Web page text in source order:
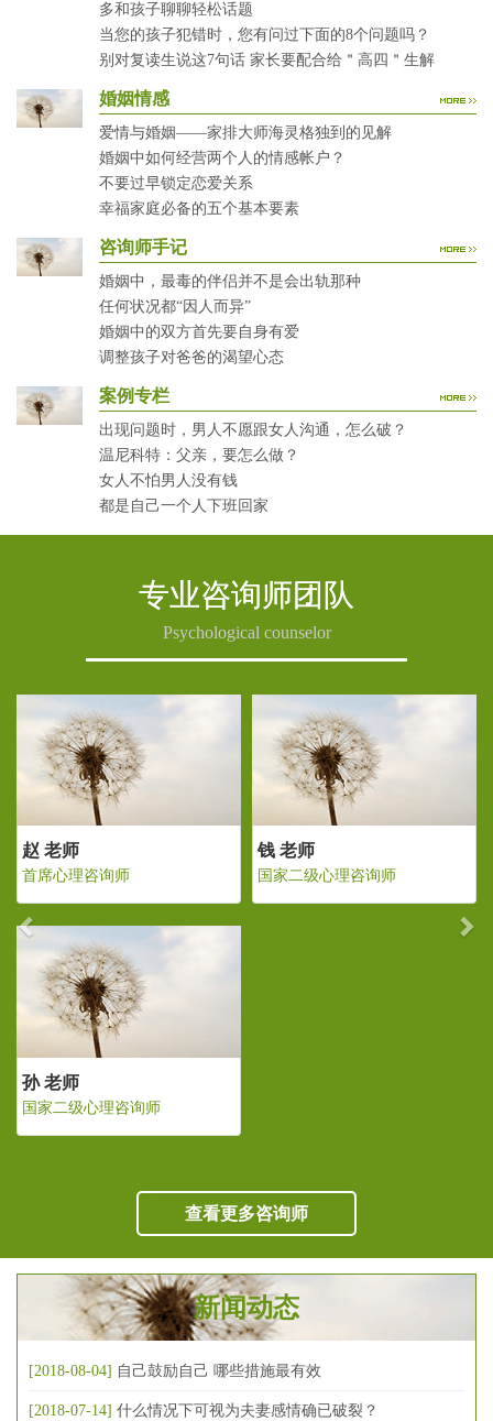
多和孩子聊聊轻松话题
当您的孩子犯错时，您有问过下面的8个问题吗？
别对复读生说这7句话 家长要配合给＂高四＂生解
婚姻情感
爱情与婚姻——家排大师海灵格独到的见解
婚姻中如何经营两个人的情感帐户？
不要过早锁定恋爱关系
幸福家庭必备的五个基本要素
咨询师手记
婚姻中，最毒的伴侣并不是会出轨那种
任何状况都“因人而异”
婚姻中的双方首先要自身有爱
调整孩子对爸爸的渴望心态
案例专栏
出现问题时，男人不愿跟女人沟通，怎么破？
温尼科特：父亲，要怎么做？
女人不怕男人没有钱
都是自己一个人下班回家
专业咨询师团队
Psychological counselor
级心理咨询师 首席心理咨询师
Previous
查看更多咨询师
新闻动态
[2018-08-04] 自己鼓励自己 哪些措施最有效
[2018-07-14] 什么情况下可视为夫妻感情确已破裂？